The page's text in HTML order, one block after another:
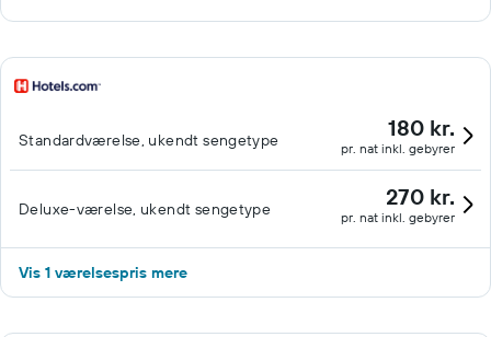
Standardværelse, ukendt sengetype 180 kr.
pr. nat inkl. gebyrer
Deluxe-værelse, ukendt sengetype 270 kr.
pr. nat inkl. gebyrer
Vis 1 værelsespris mere